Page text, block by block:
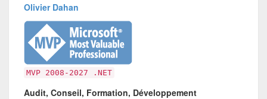
Olivier Dahan
MVP 2008-2027 .NET
Audit, Conseil, Formation, Développement